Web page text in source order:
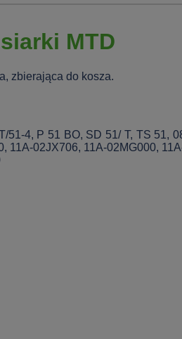
MTD
zbierająca do kosza.
4, P 51 BO, SD 51/ T, TS 51,
02JX706, 11A-02MG000,